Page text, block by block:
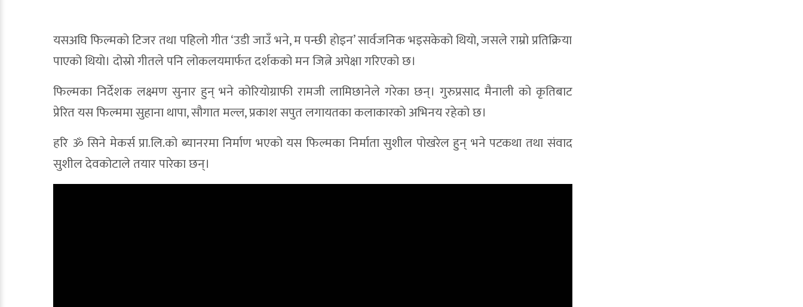
यसअघि फिल्मको टिजर तथा पहिलो गीत ‘उडी जाउँ भने, म पन्छी होइन’ सार्वजनिक भइसकेको थियो, जसले राम्रो प्रतिक्रिया
पाएको थियो। दोस्रो गीतले पनि लोकलयमार्फत दर्शकको मन जित्ने अपेक्षा गरिएको छ।
फिल्मका निर्देशक लक्ष्मण सुनार हुन् भने कोरियोग्राफी रामजी लामिछानेले गरेका छन्। गुरुप्रसाद मैनाली को कृतिबाट
प्रेरित यस फिल्ममा सुहाना थापा, सौगात मल्ल, प्रकाश सपुत लगायतका कलाकारको अभिनय रहेको छ।
हरि ॐ सिने मेकर्स प्रा.लि.को ब्यानरमा निर्माण भएको यस फिल्मका निर्माता सुशील पोखरेल हुन् भने पटकथा तथा संवाद
सुशील देवकोटाले तयार पारेका छन्।